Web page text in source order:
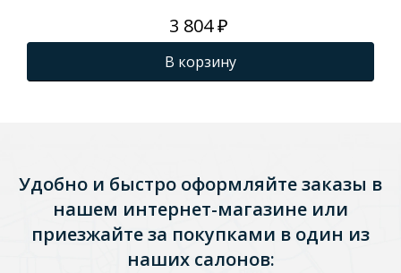
3 804 ₽
В корзину
Удобно и быстро оформляйте заказы в
нашем интернет-магазине или
приезжайте за покупками в один из
наших салонов: